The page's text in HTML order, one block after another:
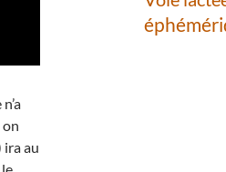
on
ira au